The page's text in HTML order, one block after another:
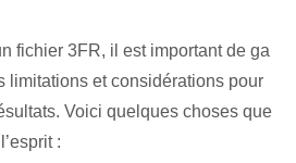
fichier 3FR, il est important de ga
limitations et considérations pour
Voici ⁤quelques choses⁢ que
: